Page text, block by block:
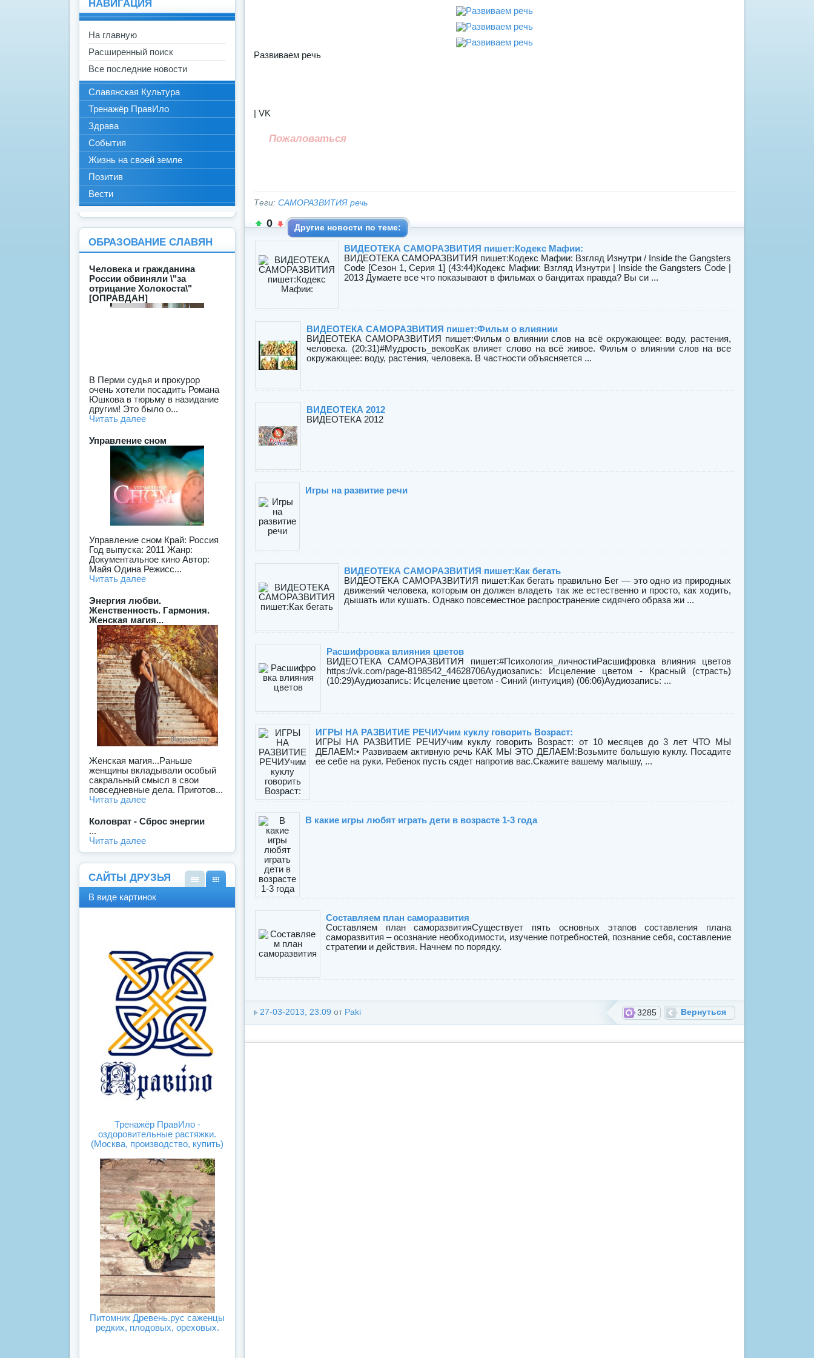
Развиваем речь
| VK
Пожаловаться
Теги: САМОРАЗВИТИЯ речь
0 Другие новости по теме:
ВИДЕОТЕКА САМОРАЗВИТИЯ пишет:Кодекс Мафии:
ВИДЕОТЕКА САМОРАЗВИТИЯ пишет:Кодекс Мафии: Взгляд Изнутри / Inside the Gangsters
Code [Сезон 1, Серия 1] (43:44)Кодекс Мафии: Взгляд Изнутри | Inside the Gangsters Code |
2013 Думаете все что показывают в фильмах о бандитах правда? Вы си ...
ВИДЕОТЕКА САМОРАЗВИТИЯ пишет:Фильм о влиянии
ВИДЕОТЕКА САМОРАЗВИТИЯ пишет:Фильм о влиянии слов на всё окружающее: воду, растения,
человека. (20:31)#Мудрость_вековКак влияет слово на всё живое. Фильм о влиянии слов на все
окружающее: воду, растения, человека. В частности объясняется ...
ВИДЕОТЕКА 2012
ВИДЕОТЕКА 2012
Игры на развитие речи
ВИДЕОТЕКА САМОРАЗВИТИЯ пишет:Как бегать
ВИДЕОТЕКА САМОРАЗВИТИЯ пишет:Как бегать правильно Бег — это одно из природных
движений человека, которым он должен владеть так же естественно и просто, как ходить,
дышать или кушать. Однако повсеместное распространение сидячего образа жи ...
Расшифровка влияния цветов
ВИДЕОТЕКА САМОРАЗВИТИЯ пишет:#Психология_личностиРасшифровка влияния цветов
https://vk.com/page-8198542_44628706Аудиозапись: Исцеление цветом - Красный (страсть)
(10:29)Аудиозапись: Исцеление цветом - Синий (интуиция) (06:06)Аудиозапись: ...
ИГРЫ НА РАЗВИТИЕ РЕЧИУчим куклу говорить Возраст:
ИГРЫ НА РАЗВИТИЕ РЕЧИУчим куклу говорить Возраст: от 10 месяцев до 3 лет ЧТО МЫ
ДЕЛАЕМ:• Развиваем активную речь КАК МЫ ЭТО ДЕЛАЕМ:Возьмите большую куклу. Посадите
ее себе на руки. Ребенок пусть сядет напротив вас.Скажите вашему малышу, ...
В какие игры любят играть дети в возрасте 1-3 года
Составляем план саморазвития
Составляем план саморазвитияСуществует пять основных этапов составления плана
саморазвития – осознание необходимости, изучение потребностей, познание себя, составление
стратегии и действия. Начнем по порядку.
Вернуться
3285
27-03-2013, 23:09 от Paki
НАВИГАЦИЯ
На главную
Расширенный поиск
Все последние новости
Славянская Культура
Тренажёр ПравИло
Здрава
События
Жизнь на своей земле
Позитив
Вести
ОБРАЗОВАНИЕ СЛАВЯН
Человека и гражданина
России обвиняли \"за
отрицание Холокоста\"
[ОПРАВДАН]
В Перми судья и прокурор
очень хотели посадить Романа
Юшкова в тюрьму в назидание
другим! Это было о...
Читать далее
Управление сном
Управление сном Край: Россия
Год выпуска: 2011 Жанр:
Документальное кино Автор:
Майя Одина Режисс...
Читать далее
Энергия любви.
Женственность. Гармония.
Женская магия...
Женская магия...Раньше
женщины вкладывали особый
сакральный смысл в свои
повседневные дела. Приготов...
Читать далее
Коловрат - Сброс энергии
...
Читать далее
САЙТЫ ДРУЗЬЯ
В виде картинок
Тренажёр ПравИло -
оздоровительные растяжки.
(Москва, производство, купить)
Питомник Древень.рус саженцы
редких, плодовых, ореховых.